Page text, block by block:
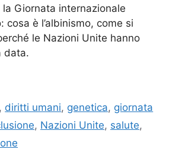
la Giornata internazionale
cosa è l’albinismo, come si
le Nazioni Unite hanno
data.
, diritti umani, genetica, giornata
, Nazioni Unite, salute,